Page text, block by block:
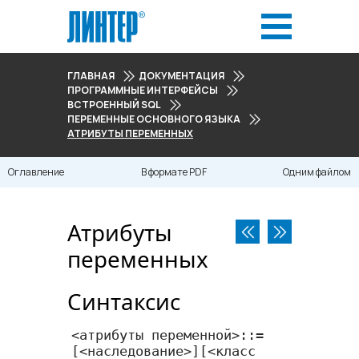
ГЛАВНАЯ
ДОКУМЕНТАЦИЯ
ПРОГРАММНЫЕ ИНТЕРФЕЙСЫ
ВСТРОЕННЫЙ SQL
ПЕРЕМЕННЫЕ ОСНОВНОГО ЯЗЫКА
АТРИБУТЫ ПЕРЕМЕННЫХ
Оглавление В формате PDF Одним файлом
Атрибуты
переменных
Синтаксис
<​атрибуты переменной​>::=
[<​наследование​>][<​класс